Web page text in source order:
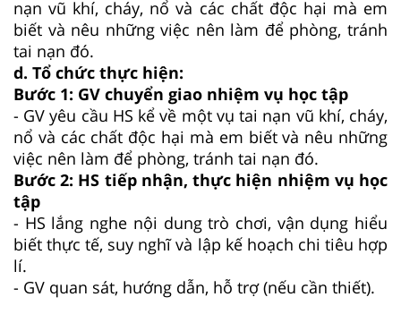
nạn vũ khí, cháy, nổ và các chất độc hại mà em
biết và nêu những việc nên làm để phòng, tránh
tai nạn đó.
d. Tổ chức thực hiện:
Bước 1: GV chuyển giao nhiệm vụ học tập
- GV yêu cầu HS kể về một vụ tai nạn vũ khí, cháy,
nổ và các chất độc hại mà em biết và nêu những
việc nên làm để phòng, tránh tai nạn đó.
Bước 2: HS tiếp nhận, thực hiện nhiệm vụ học
tập
- HS lắng nghe nội dung trò chơi, vận dụng hiểu
biết thực tế, suy nghĩ và lập kế hoạch chi tiêu hợp
lí.
- GV quan sát, hướng dẫn, hỗ trợ (nếu cần thiết).